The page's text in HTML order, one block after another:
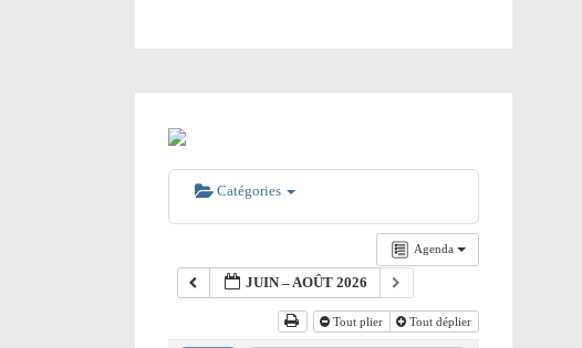
Catégories
Agenda
JUIN – AOÛT 2026
Tout plier Tout déplier